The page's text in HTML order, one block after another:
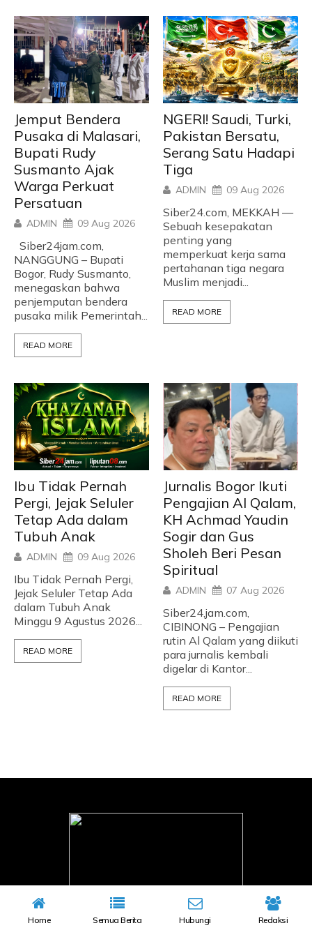
Jemput Bendera
Pusaka di Malasari,
Bupati Rudy
Susmanto Ajak
Warga Perkuat
Persatuan
ADMIN 09 Aug 2026
Siber24jam.com,
NANGGUNG – Bupati
Bogor, Rudy Susmanto,
menegaskan bahwa
penjemputan bendera
pusaka milik Pemerintah...
READ MORE
NGERI! Saudi, Turki,
Pakistan Bersatu,
Serang Satu Hadapi
Tiga
ADMIN 09 Aug 2026
Siber24.com, MEKKAH —
Sebuah kesepakatan
penting yang
memperkuat kerja sama
pertahanan tiga negara
Muslim menjadi...
READ MORE
Ibu Tidak Pernah
Pergi, Jejak Seluler
Tetap Ada dalam
Tubuh Anak
ADMIN 09 Aug 2026
Ibu Tidak Pernah Pergi,
Jejak Seluler Tetap Ada
dalam Tubuh Anak
Minggu 9 Agustus 2026...
READ MORE
Jurnalis Bogor Ikuti
Pengajian Al Qalam,
KH Achmad Yaudin
Sogir dan Gus
Sholeh Beri Pesan
Spiritual
ADMIN 07 Aug 2026
Siber24,jam.com,
CIBINONG – Pengajian
rutin Al Qalam yang diikuti
para jurnalis kembali
digelar di Kantor...
READ MORE
Home Semua Berita Hubungi Redaksi